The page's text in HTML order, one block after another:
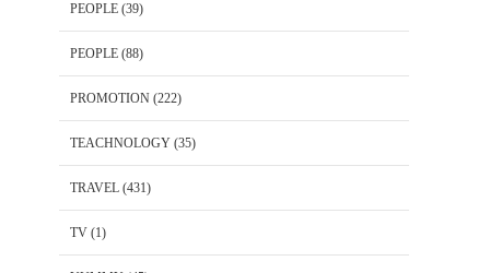
PEOPLE (39)
PEOPLE (88)
PROMOTION (222)
TEACHNOLOGY (35)
TRAVEL (431)
TV (1)